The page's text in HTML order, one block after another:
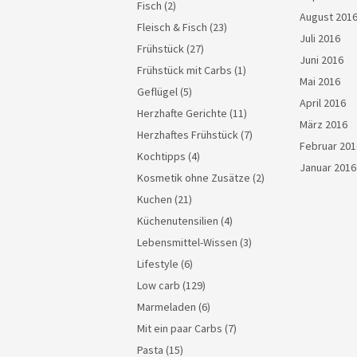
Fisch (2)
Fleisch & Fisch (23)
Frühstück(27)
Frühstück mit Carbs (1)
Geflügel(5)
Herzhafte Gerichte (11)
Herzhaftes Frühstück(7)
Kochtipps (4)
Kosmetik ohne Zusätze (2)
Kuchen (21)
Küchenutensilien (4)
Lebensmittel-Wissen (3)
Lifestyle (6)
Low carb (129)
Marmeladen (6)
Mit ein paar Carbs (7)
Pasta (15)
August 2016
Juli 2016
Juni 2016
Mai 2016
April 2016
März 2016
Februar
Januar 2016